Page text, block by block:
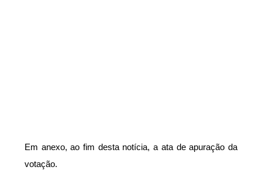
Em anexo, ao fim desta notícia, a ata de apuração da
votação.